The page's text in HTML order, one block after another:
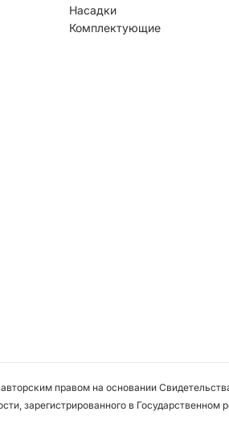
Насадки
Комплектующие
правом на основании
зарегистрированного в